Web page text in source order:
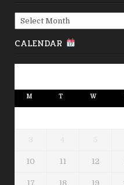
Archives
CALENDAR
M T W
3 4 5
10 11 12
17 18 19